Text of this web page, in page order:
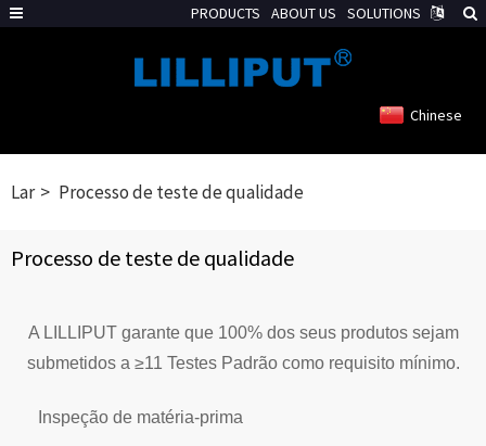
Chinese
Lar Processo de teste de qualidade
Processo de teste de qualidade
A LILLIPUT garante que 100% dos seus produtos sejam
submetidos a ≥11 Testes Padrão como requisito mínimo.
Inspeção de matéria-prima
PRODUCTS ABOUT US SOLUTIONS